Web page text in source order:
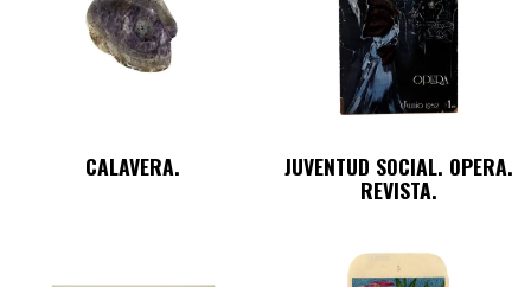
CALAVERA. JUVENTUD SOCIAL. OPERA.
REVISTA.